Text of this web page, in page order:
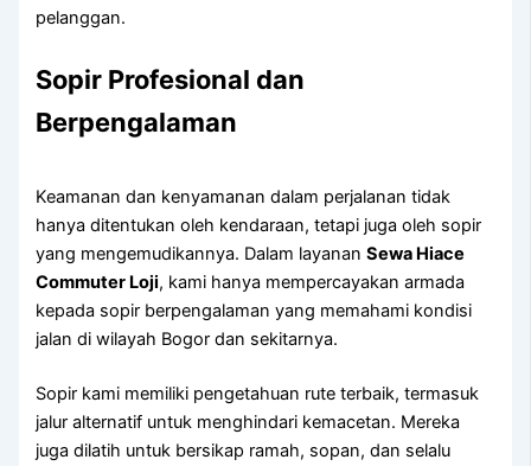
pelanggan.
Sopir Profesional dan
Berpengalaman
Keamanan dan kenyamanan dalam perjalanan tidak
hanya ditentukan oleh kendaraan, tetapi juga oleh sopir
yang mengemudikannya. Dalam layananSewa Hiace
Commuter Loji, kami hanya mempercayakan armada
kepada sopir berpengalaman yang memahami kondisi
jalan di wilayah Bogor dan sekitarnya.
Sopir kami memiliki pengetahuan rute terbaik, termasuk
jalur alternatif untuk menghindari kemacetan. Mereka
juga dilatih untuk bersikap ramah, sopan, dan selalu